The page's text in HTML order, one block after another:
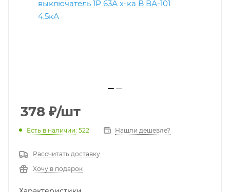
378 ₽/шт
Есть в наличии: 522 Нашли дешевле?
Рассчитать доставку
Хочу в подарок